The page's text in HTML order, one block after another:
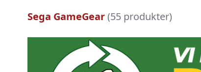
Sega GameGear(55 produkter)